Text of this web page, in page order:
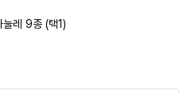
눌레 9종 (택1)